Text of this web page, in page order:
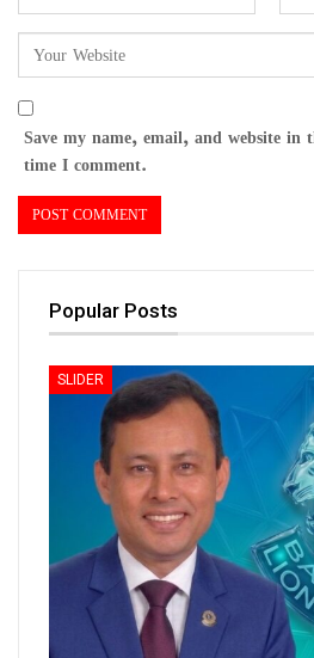
Save my name, email, and website in
time I comment.
Popular Posts
SLIDER